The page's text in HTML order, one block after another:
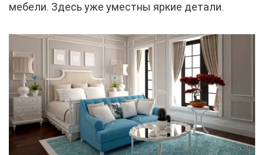
мебели. Здесь уже уместны яркие детали.